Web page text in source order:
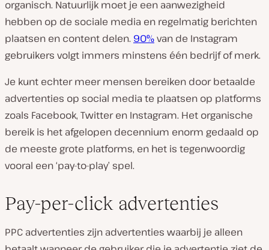
organisch. Natuurlijk moet je een aanwezigheid
hebben op de sociale media en regelmatig berichten
plaatsen en content delen. 90%van de Instagram
gebruikers volgt immers minstens één bedrijf of merk.
Je kunt echter meer mensen bereiken door betaalde
advertenties op social media te plaatsen op platforms
zoals Facebook, Twitter en Instagram. Het organische
bereik is het afgelopen decennium enorm gedaald op
de meeste grote platforms, en het is tegenwoordig
vooral een ‘pay-to-play’ spel.
Pay-per-click advertenties
PPC advertenties zijn advertenties waarbij je alleen